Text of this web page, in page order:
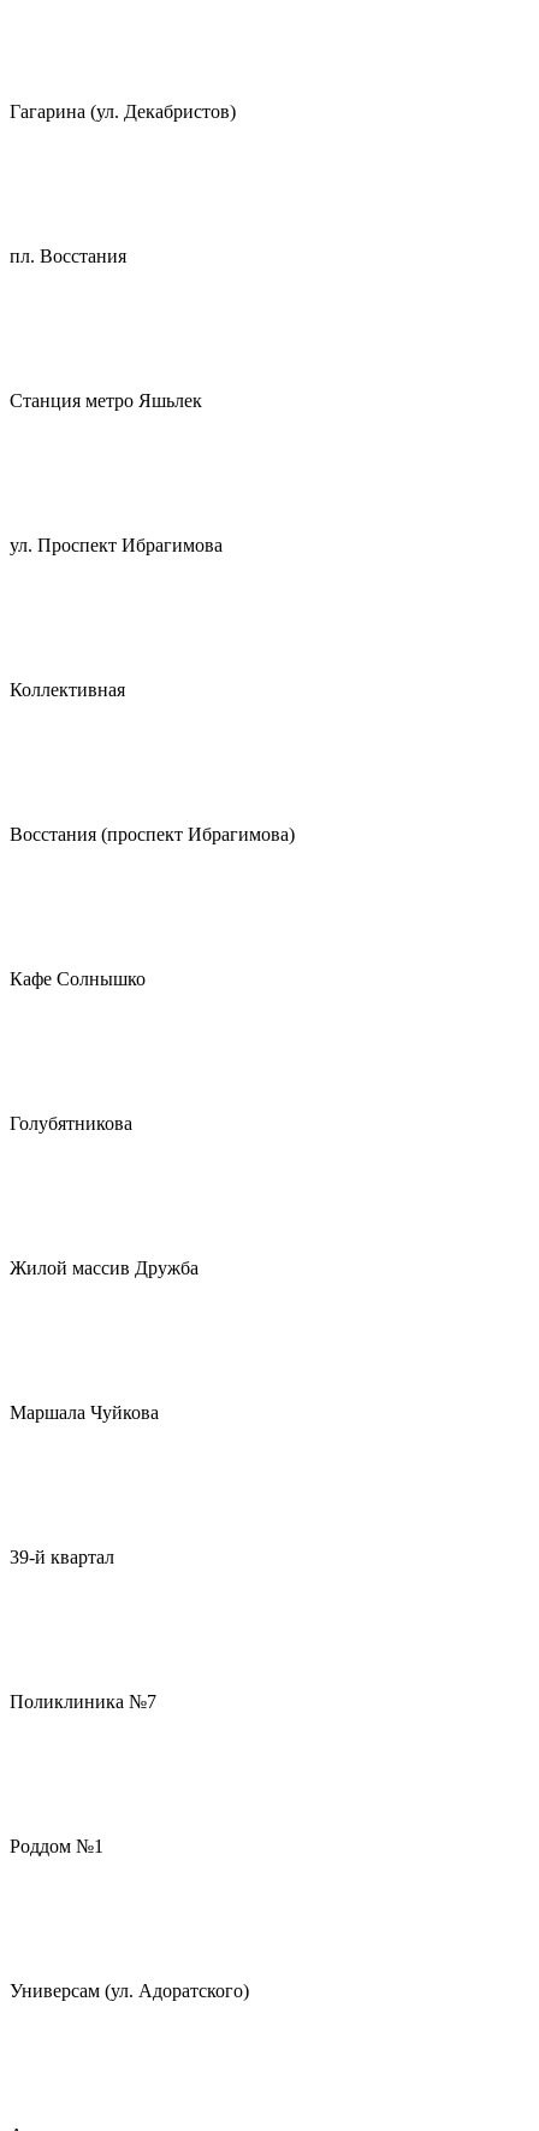
Гагарина (ул. Декабристов)
пл. Восстания
Станция метро Яшьлек
ул. Проспект Ибрагимова
Коллективная
Восстания (проспект Ибрагимова)
Кафе Солнышко
Голубятникова
Жилой массив Дружба
Маршала Чуйкова
39-й квартал
Поликлиника №7
Роддом №1
Универсам (ул. Адоратского)